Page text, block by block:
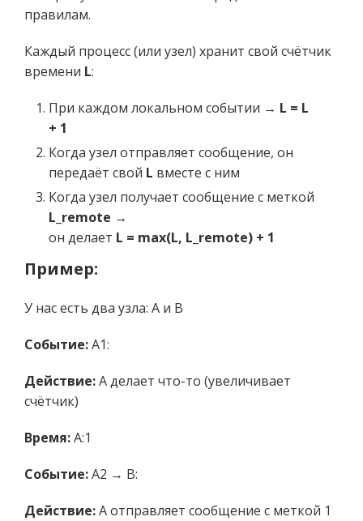
правилам.
Каждый процесс (или узел) хранит свой счётчик
времени L:
При каждом локальном событии → L = L
+ 1
Когда узел отправляет сообщение, он
передаёт свой L вместе с ним
Когда узел получает сообщение с меткой
L_remote →
он делает L = max(L, L_remote) + 1
Пример:
У нас есть два узла: A и B
Событие:A1:
Действие:A делает что-то (увеличивает
счётчик)
Время:A:1
Событие:A2 → B:
Действие:A отправляет сообщение с меткой 1